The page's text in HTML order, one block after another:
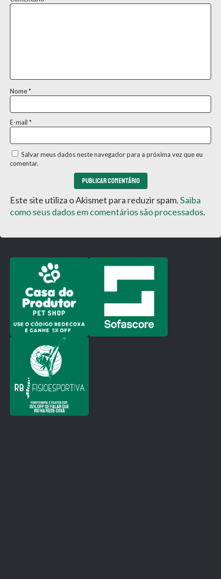
Nome*
E-mail *
Salvar meus dados neste navegador para a próxima vez que eu
comentar.
Este site utiliza o Akismet para reduzir spam.Saiba
como seus dados em comentários são processados.